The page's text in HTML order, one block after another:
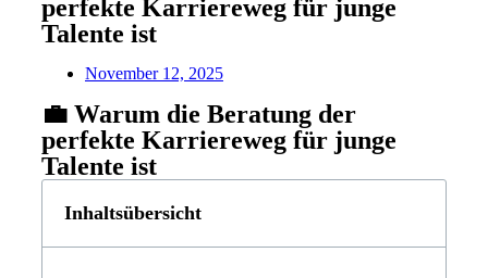
perfekte Karriereweg für junge
Talente ist
November 12, 2025
💼 Warum die Beratung der
perfekte Karriereweg für junge
Talente ist
Inhaltsübersicht